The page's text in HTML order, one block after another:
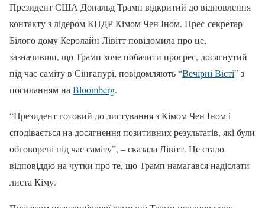
Президент США Дональд Трамп відкритий до відновлення
контакту з лідером КНДР Кімом Чен Іном. Прес-секретар
Білого дому Керолайн Лівітт повідомила про це,
зазначивши, що Трамп хоче побачити прогрес, досягнутий
під час саміту в Сінгапурі, повідомляють “Вечірні Вісті” з
посиланням наBloomberg.
“Президент готовий до листування з Кімом Чен Іном і
сподівається на досягнення позитивних результатів, які були
обговорені під час саміту”, – сказала Лівітт. Це стало
відповіддю на чутки про те, що Трамп намагався надіслати
листа Кіму.